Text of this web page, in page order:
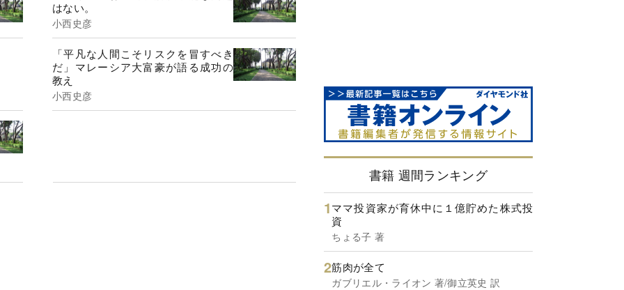
はない。
小西史彦
「平凡な人間こそリスクを冒すべき
だ」マレーシア大富豪が語る成功の
教え
小西史彦
書籍 週間ランキング
ママ投資家が育休中に１億貯めた株式投
資
ちょる子 著
筋肉が全て
ガブリエル・ライオン 著/御立英史 訳